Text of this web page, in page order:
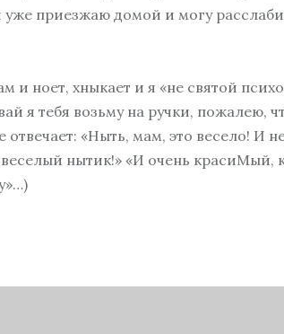
приезжаю домой и могу
и ноет, хныкает и я «не святой
я тебя возьму на ручки, пожалею,
«Ныть, мам, это весело! И
нытик!» «И очень